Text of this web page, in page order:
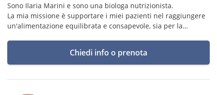
Sono Ilaria Marini e sono una biologa nutrizionista.
La mia missione è supportare i miei pazienti nel raggiungere
un'alimentazione equilibrata e consapevole, sia per la
Chiedi info o prenota